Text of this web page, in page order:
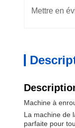
Mettre en
Machine à
La machine de
parfaite pour